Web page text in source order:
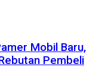
Mobil Baru,
Pembeli